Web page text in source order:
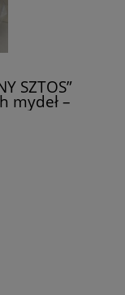
SZTOS”
mydeł –